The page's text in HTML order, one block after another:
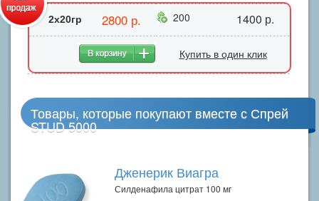
2х20гр 2800 р. 200 1400 р.
Купить в один клик
Товары, которые покупают вместе с Спрей
STUD 5000
Дженерик Виагра
Силденафила цитрат 100 мг